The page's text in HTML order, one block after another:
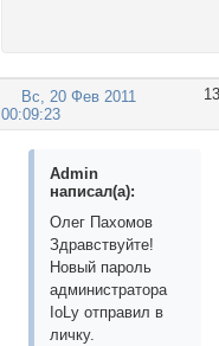
13
Вс, 20 Фев 2011
00:09:23
Admin
написал(а):
Олег Пахомов
Здравствуйте!
Новый пароль
администратора
IoLy отправил в
личку.